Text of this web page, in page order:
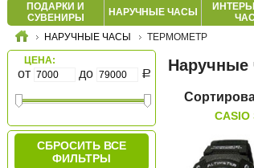
ПОДАРКИ И
СУВЕНИРЫ
НАРУЧНЫЕ ЧАСЫ
НАРУЧНЫЕ ЧАСЫ ТЕРМОМЕТР
ЦЕНА:
от до Р
СБРОСИТЬ ВСЕ
ФИЛЬТРЫ
Наручные
CASIO